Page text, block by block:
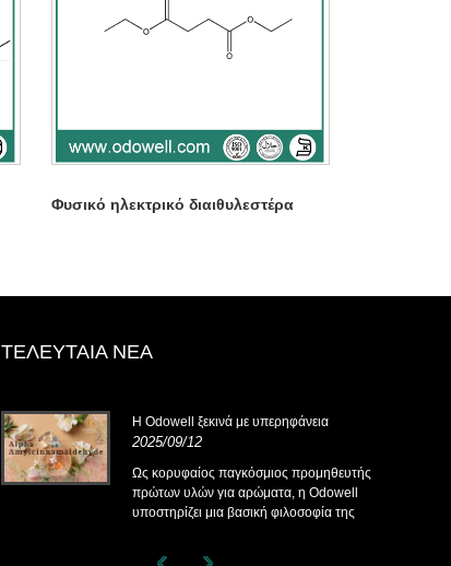
Φυσικό ηλεκτρικό διαιθυλεστέρα
ΤΕΛΕΥΤΑΊΑ ΝΈΑ
Η Odowell ξεκινά με υπερηφάνεια
2025/09/12
Ως κορυφαίος παγκόσμιος προμηθευτής
πρώτων υλών για αρώματα, η Odowell
υποστηρίζει μια βασική φιλοσοφία της